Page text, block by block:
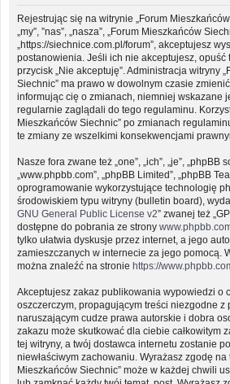
Rejestrując się na witrynie „Forum
„my”, ”nas”, „nasza”, „Forum Mieszkańców
„https://siechnice.com.pl/forum”, akceptujesz
postanowienia. Jeśli ich nie akceptujesz, opuść
przycisk „Nie akceptuję”. Administracja witryny
Siechnic” ma prawo w dowolnym czasie
informując cię o zmianach, niemniej wskazane
regularnie zaglądali do tego regulaminu.
Mieszkańców Siechnic” po zmianach
te zmiany ze wszelkimi konsekwencjami
Nasze fora zwane też „one”, „ich”, „je”, „phpBB
„www.phpbb.com”, „phpBB Limited”, „phpBB
oprogramowanie wykorzystujące technologię
środowiskiem typu witryny (bulletin board),
GNU General Public License v2” zwanej też
dostępne do pobrania ze strony
tylko ułatwia dyskusje przez internet, a jego
zamieszczanych w internecie za jego pomocą.
można znaleźć na stronie https://
Akceptujesz zakaz publikowania wypowiedzi o
oszczerczym, propagującym treści niezgodne z
naruszającym cudze prawa autorskie i dobra
zakazu może skutkować dla ciebie całkowitym
tej witryny, a twój dostawca internetu zostanie
niewłaściwym zachowaniu. Wyrażasz zgodę na
Mieszkańców Siechnic” może w każdej chwili